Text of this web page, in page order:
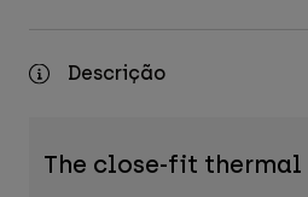
All Accessories
Descrição
The close-fit thermal